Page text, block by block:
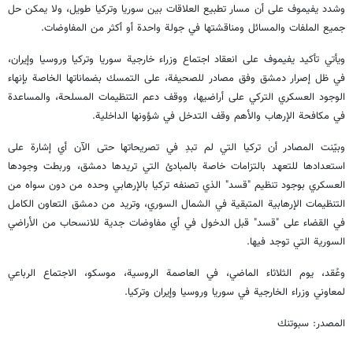
وشدد يفيموف على أن مسار تطبيع العلاقات بين سوريا وتركيا طويل، ولا يمكن حل
جميع الملفات والمسائل ومناقشتها في جولة واحدة أو أكثر من المفاوضات.
ويأتي تأكيد يفيموف على انعقاد اجتماع وزراء خارجية سوريا وتركيا وروسيا وإيران،
في ظل إصرار دمشق وفق مصادر للصحيفة، على التمسك بضماناتها الخاصة بإنهاء
الوجود العسكري التركي على أراضيها، ووقف دعم التنظيمات المسلحة، والمساعدة
في مكافحة الإرهاب والأهم وقف التدخل في شؤونها الداخلية.
وبيّنت المصادر أن تركيا التي لم تبدِ في تصريحاتها حتى الآن أي إشارة على
استعدادها للتعهد بالتزامات خاصة بالمبادئ التي تريدها دمشق، وربطت وجودها
العسكري بوجود تنظيم "قسد" الذي تصنفه تركيا بالإرهابي وحده من دون سواه من
التنظيمات الإرهابية المتبقية في الشمال السوري، وتريد من دمشق التعاون الكامل
في القضاء على "قسد" قبل الدخول في أي مفاوضات جدية للانسحاب من الأراضي
السورية التي توجد فيها.
وعُقد، يوم الثلاثاء الماضي، في العاصمة الروسية، موسكو، الاجتماع الرباعي
لمعاوني وزراء الخارجية في سوريا وروسيا وإيران وتركيا.
المصدر: سبوتنك